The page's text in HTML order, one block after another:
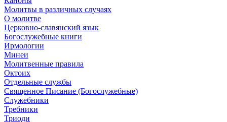
Молитвы в различных случаях
О молитве
Церковно-славянский язык
Богослужебные книги
Ирмологии
Минеи
Молитвенные правила
Октоих
Отдельные службы
Священное Писание (Богослужебные)
Служебники
Требники
Триоди